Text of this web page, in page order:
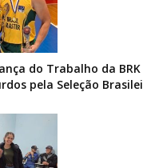
do Trabalho da
pela Seleção